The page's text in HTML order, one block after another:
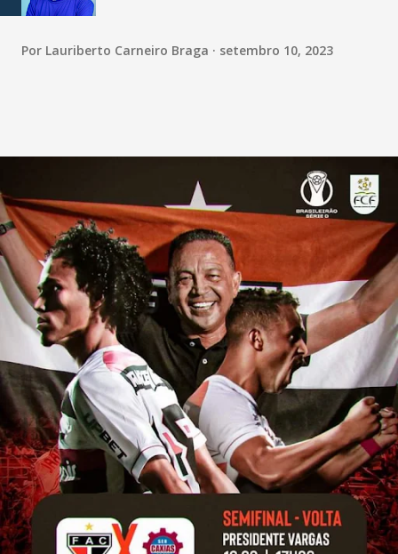
Por Lauriberto Carneiro Braga setembro 10, 2023